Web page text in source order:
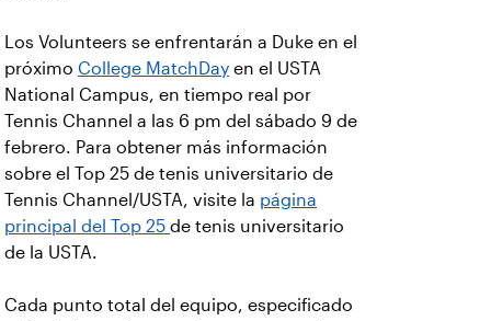
Los Volunteers se enfrentarán a Duke en el
próximo College MatchDay en el USTA
National Campus, en tiempo real por
Tennis Channel a las 6 pm del sábado 9 de
febrero. Para obtener más información
sobre el Top 25 de tenis universitario de
Tennis Channel/USTA, visite la página
principal del Top 25 de tenis universitario
de la USTA.
Cada punto total del equipo, especificado